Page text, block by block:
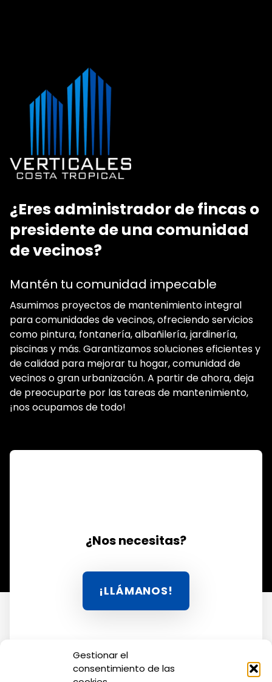
Gestionar el
consentimiento de las
¿Eres administrador de fincas o
presidente de una comunidad
de vecinos?
Mantén tu comunidad impecable
Asumimos proyectos de mantenimiento integral
para comunidades de vecinos, ofreciendo servicios
como pintura, fontanería, albañilería, jardinería,
piscinas y más. Garantizamos soluciones eficientes y
de calidad para mejorar tu hogar, comunidad de
vecinos o gran urbanización. A partir de ahora, deja
de preocuparte por las tareas de mantenimiento,
¡nos ocupamos de todo!
¿Nos necesitas?
¡LLÁMANOS!